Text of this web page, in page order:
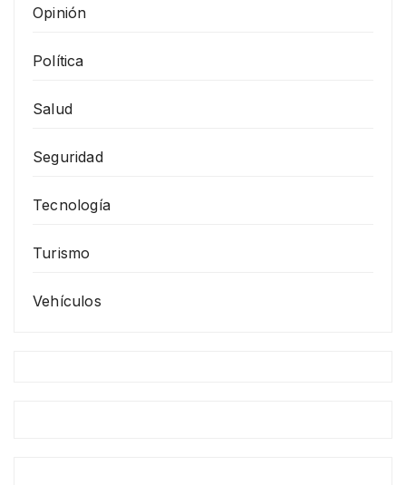
Opinión
Política
Salud
Seguridad
Tecnología
Turismo
Vehículos